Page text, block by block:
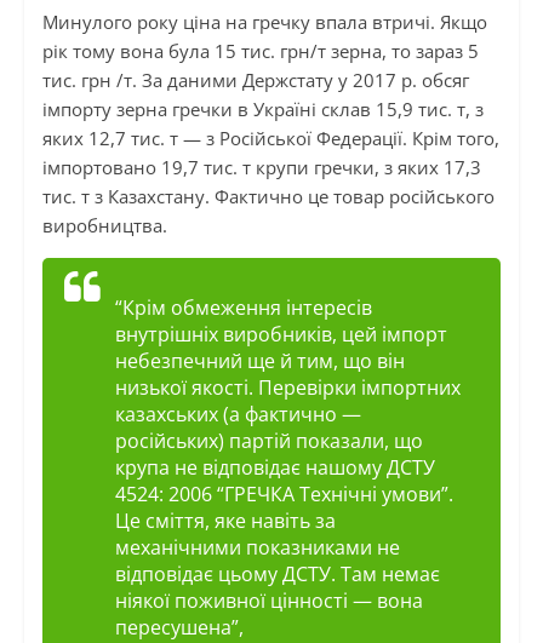
Минулого року ціна на гречку впала втричі. Якщо
рік тому вона була 15 тис. грн/т зерна, то зараз 5
тис. грн /т. За даними Держстату у 2017 р. обсяг
імпорту зерна гречки в Україні склав 15,9 тис. т, з
яких 12,7 тис. т — з Російської Федерації. Крім того,
імпортовано 19,7 тис. т крупи гречки, з яких 17,3
тис. т з Казахстану. Фактично це товар російського
виробництва.
“Крім обмеження інтересів
внутрішніх виробників, цей імпорт
небезпечний ще й тим, що він
низької якості. Перевірки імпортних
казахських (а фактично —
російських) партій показали, що
крупа не відповідає нашому ДСТУ
4524: 2006 “ГРЕЧКА Технічні умови”.
Це сміття, яке навіть за
механічними показниками не
відповідає цьому ДСТУ. Там немає
ніякої поживної цінності — вона
пересушена”,